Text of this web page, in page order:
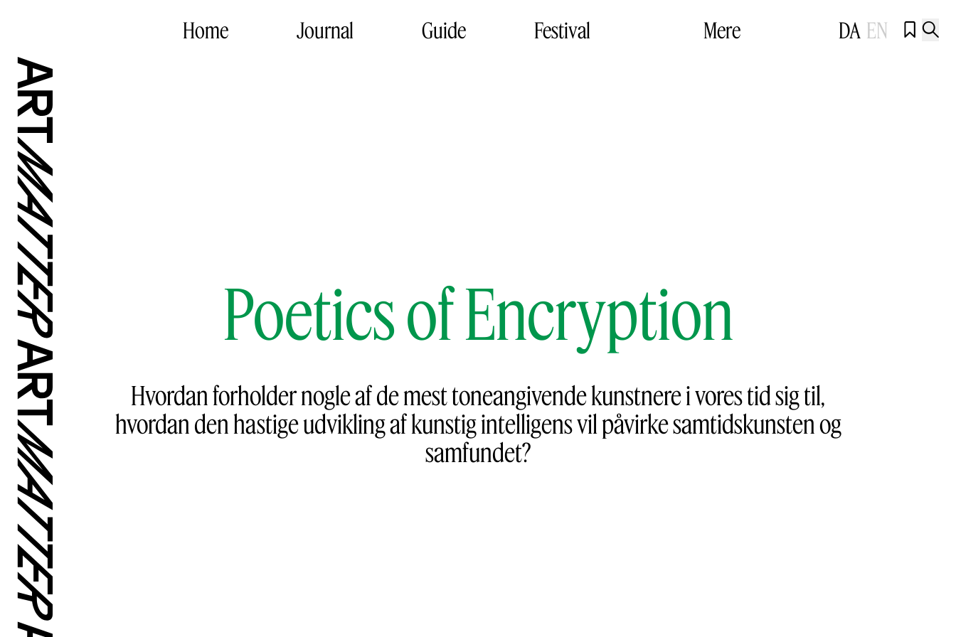
Home Journal Guide Festival Mere DA EN  
Poetics of Encryption
Hvordan forholder nogle af de mest toneangivende kunstnere i vores tid sig til,
hvordan den hastige udvikling af kunstig intelligens vil påvirke samtidskunsten og
samfundet?